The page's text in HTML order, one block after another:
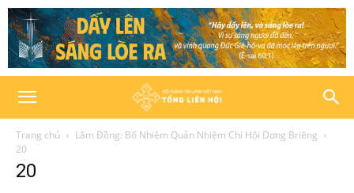
Trang chủ
Lâm Đồng: Bổ Nhiệm Quản Nhiệm Chi Hội Dơng Briêng
20
20